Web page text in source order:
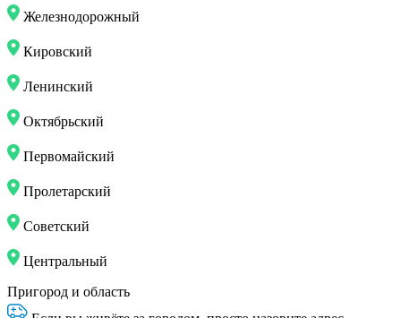
Железнодорожный
Кировский
Ленинский
Октябрьский
Первомайский
Пролетарский
Советский
Центральный
Пригород и область